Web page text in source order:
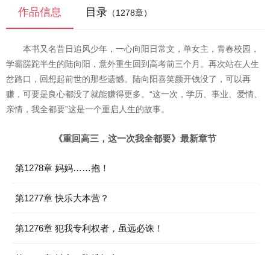
作品信息 目录 （1278章）
本书又名昔日追风少年，一心向阳日常文，单女主，青春校园，
学霸蹉跎半生的陆向阳，意外重生回到高考前三个月。再次站在人生
岔路口，回想起前世的那些遗憾。陆向阳喜笑颜开钱没了，可以再
赚，可要是良心都没了就能赚得更多。“这一次，学历、事业、爱情、
亲情，我全都要”这是一个重启人生的故事。
《重回高三，这一次我全都要》最新章节
第1278章 妈妈……抱！
第1277章 快乐大本营？
第1276章 犯我专利权者，虽远必诛！